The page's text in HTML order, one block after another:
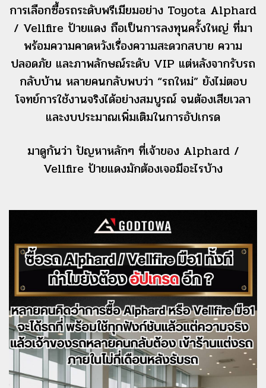
การเลือกซื้อรถระดับพรีเมียมอย่าง Toyota Alphard
/ Vellfire ป้ายแดง ถือเป็นการลงทุนครั้งใหญ่ ที่มา
พร้อมความคาดหวังเรื่องความสะดวกสบาย ความ
ปลอดภัย และภาพลักษณ์ระดับ VIP แต่หลังจากรับรถ
กลับบ้าน หลายคนกลับพบว่า “รถใหม่” ยังไม่ตอบ
โจทย์การใช้งานจริงได้อย่างสมบูรณ์ จนต้องเสียเวลา
และงบประมาณเพิ่มเติมในการอัปเกรด
มาดูกันว่า ปัญหาหลักๆ ที่เจ้าของ Alphard /
Vellfire ป้ายแดงมักต้องเจอมีอะไรบ้าง